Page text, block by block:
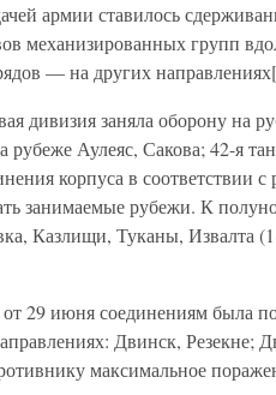
армии ставилось
механизированных групп
— на других
дивизия заняла оборону на
Аулеяс, Сакова; 42-я
корпуса в соответствии
занимаемые рубежи. К
Казлищи, Туканы, Извалта
29 июня соединениям была
Двинск, Резекне;
максимальное